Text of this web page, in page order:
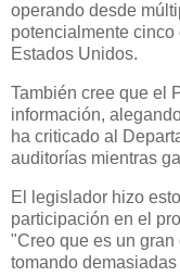
operando desde
potencialmente
Estados Unidos.
También cree que el
información,
ha criticado al
auditorías mientras
El legislador hizo
participación en el
"Creo que es un
tomando